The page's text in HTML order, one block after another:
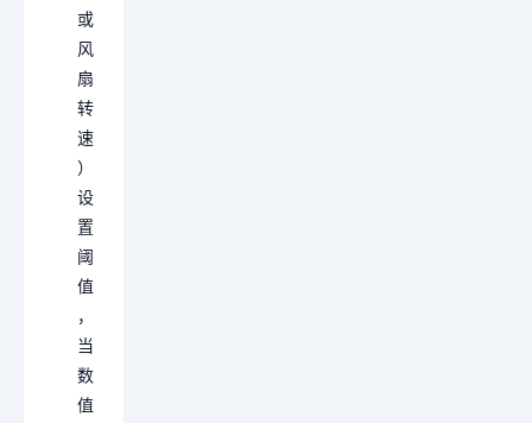
或
风
扇
转
速
）
设
置
阈
值
，
当
数
值